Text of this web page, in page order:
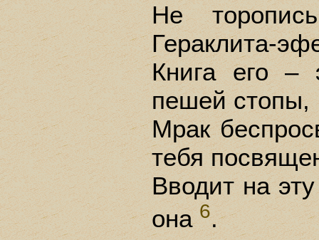
Не
Гераклита-
Книга его –
пешей стопы,
Мрак
тебя
Вводит на
она6.